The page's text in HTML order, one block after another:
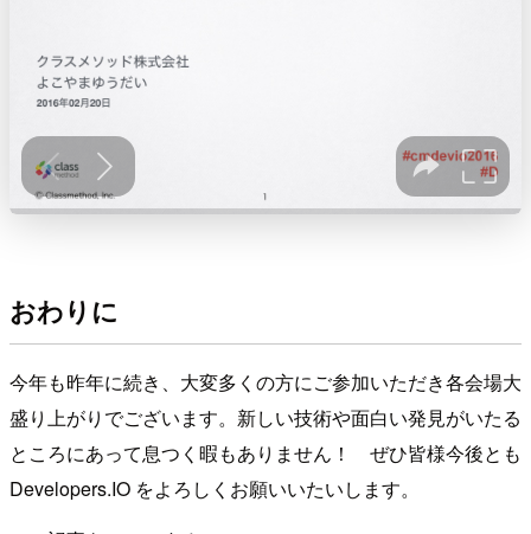
おわりに
今年も昨年に続き、大変多くの方にご参加いただき各会場大
盛り上がりでございます。新しい技術や面白い発見がいたる
ところにあって息つく暇もありません！ ぜひ皆様今後とも
Developers.IO をよろしくお願いいたいします。